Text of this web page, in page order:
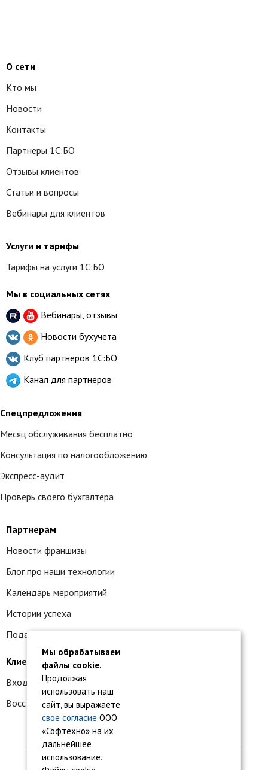
О сети
Кто мы
Новости
Контакты
Партнеры 1С:БО
Отзывы клиентов
Статьи и вопросы
Вебинары для клиентов
Услуги и тарифы
Тарифы на услуги 1С:БО
Мы в социальных сетях
Вебинары, отзывы
Новости бухучета
Клуб партнеров 1С:БО
Канал для партнеров
Спецпредложения
Месяц обслуживания бесплатно
Консультация по налогообложению
Экспресс-аудит
Проверь своего бухгалтера
Партнерам
Новости франшизы
Блог про наши технологии
Календарь мероприятий
Истории успеха
Подать заявку на франшизу
Клиентам
Вход в личный кабинет
Восстановление доступа к сервису 1С:БО
Мы обрабатываем
файлы cookie.
Продолжая
использовать наш
сайт, вы выражаете
свое согласие ООО
«Софтехно» на их
дальнейшее
использование.